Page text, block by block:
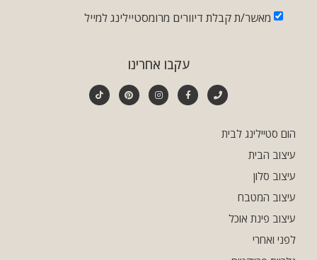
הום סטיילינג לבית
עיצוב הבית
עיצוב סלון
עיצוב המטבח
עיצוב פינת אוכל
לפני ואחרי
מאשר/ת קבלת דיוורים מרומסטיילינג למייל
עקבו אחרינו